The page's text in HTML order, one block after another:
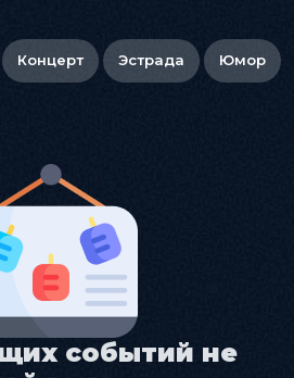
Концерт Эстрада Юмор
событий не